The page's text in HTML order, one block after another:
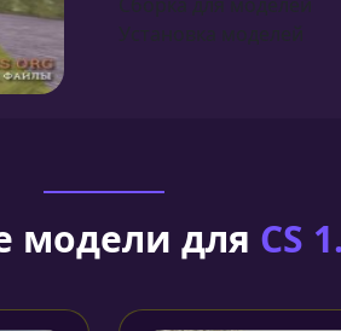
модели для CS